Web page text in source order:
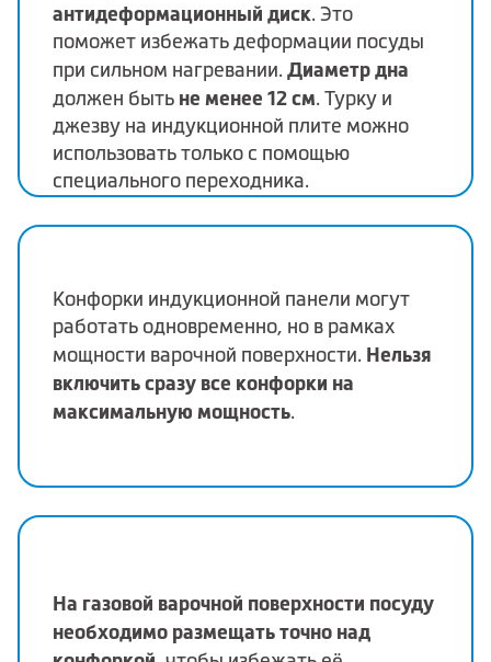
антидеформационный диск. Это
поможет избежать деформации посуды
при сильном нагревании. Диаметр дна
должен быть не менее 12 см. Турку и
джезву на индукционной плите можно
использовать только с помощью
специального переходника.
Конфорки индукционной панели могут
работать одновременно, но в рамках
мощности варочной поверхности. Нельзя
включить сразу все конфорки на
максимальную мощность.
На газовой варочной поверхности посуду
необходимо размещать точно над